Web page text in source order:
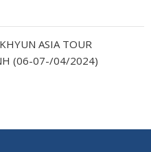
ASIA TOUR
(06-07-/04/2024)